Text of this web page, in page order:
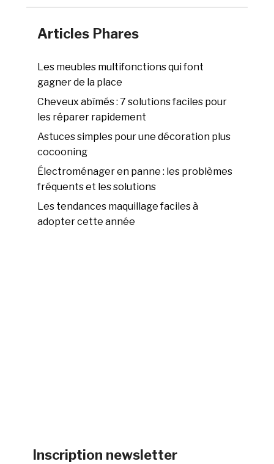
Articles Phares
Les meubles multifonctions qui font
gagner de la place
Cheveux abîmés : 7 solutions faciles pour
les réparer rapidement
Astuces simples pour une décoration plus
cocooning
Électroménager en panne : les problèmes
fréquents et les solutions
Les tendances maquillage faciles à
adopter cette année
Inscription newsletter